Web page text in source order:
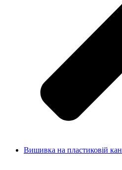
Вишивка на пластиковій